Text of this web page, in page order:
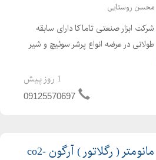
محسن روستایی
شرکت ابزار صنعتی تاماکا دارای سابقه
طولانی در عرضه انواع پرشر سوئیچ و شیر
Co2 برندهای گام الکتریک ، صبا الکتریک
، اورین الکتریک و راد الکتریک
1 روز پیش
09125570697
مانومتر ( رگلاتور ) آرگون -co2